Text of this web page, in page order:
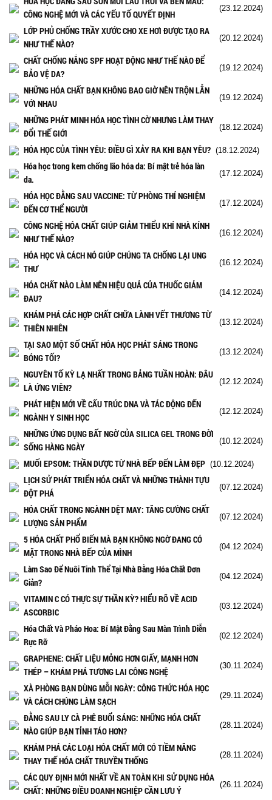
CÔNG NGHỆ MỚI VÀ CÁC YẾU TỐ QUYẾT ĐỊNH
(23.12.2024)
LỚP PHỦ CHỐNG TRẦY XƯỚC CHO XE HƠI ĐƯỢC TẠO RA
NHƯ THẾ NÀO?
(20.12.2024)
CHẤT CHỐNG NẮNG SPF HOẠT ĐỘNG NHƯ THẾ NÀO ĐỂ
BẢO VỆ DA?
(19.12.2024)
NHỮNG HÓA CHẤT BẠN KHÔNG BAO GIỜ NÊN TRỘN LẪN
VỚI NHAU
(19.12.2024)
NHỮNG PHÁT MINH HÓA HỌC TÌNH CỜ NHƯNG LÀM THAY
ĐỔI THẾ GIỚI
(18.12.2024)
HÓA HỌC CỦA TÌNH YÊU: ĐIỀU GÌ XẢY RA KHI BẠN YÊU? (18.12.2024)
Hóa học trong kem chống lão hóa da: Bí mật trẻ hóa làn
da.
(17.12.2024)
HÓA HỌC ĐẰNG SAU VACCINE: TỪ PHÒNG THÍ NGHIỆM
ĐẾN CƠ THỂ NGƯỜI
(17.12.2024)
CÔNG NGHỆ HÓA CHẤT GIÚP GIẢM THIỂU KHÍ NHÀ KÍNH
NHƯ THẾ NÀO?
(16.12.2024)
HÓA HỌC VÀ CÁCH NÓ GIÚP CHÚNG TA CHỐNG LẠI UNG
THƯ
(16.12.2024)
HÓA CHẤT NÀO LÀM NÊN HIỆU QUẢ CỦA THUỐC GIẢM
ĐAU?
(14.12.2024)
KHÁM PHÁ CÁC HỢP CHẤT CHỮA LÀNH VẾT THƯƠNG TỪ
THIÊN NHIÊN
(13.12.2024)
TẠI SAO MỘT SỐ CHẤT HÓA HỌC PHÁT SÁNG TRONG
BÓNG TỐI?
(13.12.2024)
NGUYÊN TỐ KỲ LẠ NHẤT TRONG BẢNG TUẦN HOÀN: ĐÂU
LÀ ỨNG VIÊN?
(12.12.2024)
PHÁT HIỆN MỚI VỀ CẤU TRÚC DNA VÀ TÁC ĐỘNG ĐẾN
NGÀNH Y SINH HỌC
(12.12.2024)
NHỮNG ỨNG DỤNG BẤT NGỜ CỦA SILICA GEL TRONG ĐỜI
SỐNG HÀNG NGÀY
(10.12.2024)
MUỐI EPSOM: THẦN DƯỢC TỪ NHÀ BẾP ĐẾN LÀM ĐẸP (10.12.2024)
LỊCH SỬ PHÁT TRIỂN HÓA CHẤT VÀ NHỮNG THÀNH TỰU
ĐỘT PHÁ
(07.12.2024)
HÓA CHẤT TRONG NGÀNH DỆT MAY: TĂNG CƯỜNG CHẤT
LƯỢNG SẢN PHẨM
(07.12.2024)
5 HÓA CHẤT PHỔ BIẾN MÀ BẠN KHÔNG NGỜ ĐANG CÓ
MẶT TRONG NHÀ BẾP CỦA MÌNH
(04.12.2024)
Làm Sao Để Nuôi Tinh Thể Tại Nhà Bằng Hóa Chất Đơn
Giản?
(04.12.2024)
VITAMIN C CÓ THỰC SỰ THẦN KỲ? HIỂU RÕ VỀ ACID
ASCORBIC
(03.12.2024)
Hóa Chất Và Pháo Hoa: Bí Mật Đằng Sau Màn Trình Diễn
Rực Rỡ
(02.12.2024)
GRAPHENE: CHẤT LIỆU MỎNG HƠN GIẤY, MẠNH HƠN
THÉP – KHÁM PHÁ TƯƠNG LAI CÔNG NGHỆ
(30.11.2024)
XÀ PHÒNG BẠN DÙNG MỖI NGÀY: CÔNG THỨC HÓA HỌC
VÀ CÁCH CHÚNG LÀM SẠCH
(29.11.2024)
ĐẰNG SAU LY CÀ PHÊ BUỔI SÁNG: NHỮNG HÓA CHẤT
NÀO GIÚP BẠN TỈNH TÁO HƠN?
(28.11.2024)
KHÁM PHÁ CÁC LOẠI HÓA CHẤT MỚI CÓ TIỀM NĂNG
THAY THẾ HÓA CHẤT TRUYỀN THỐNG
(28.11.2024)
CÁC QUY ĐỊNH MỚI NHẤT VỀ AN TOÀN KHI SỬ DỤNG HÓA
CHẤT: NHỮNG ĐIỀU DOANH NGHIỆP CẦN LƯU Ý
(26.11.2024)